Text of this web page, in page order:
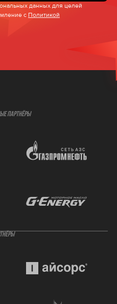
данных для целей
с Политикой
ПАРТНЁРЫ